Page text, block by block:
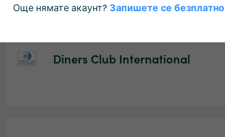
Още нямате акаунт? Запишете се безплатно
Diners Club International